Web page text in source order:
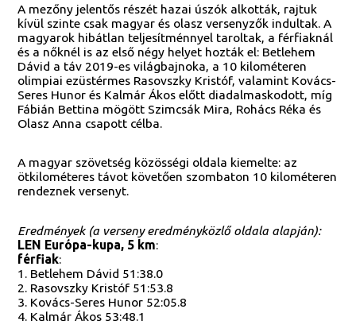
A mezőny jelentős részét hazai úszók alkották, rajtuk
kívül szinte csak magyar és olasz versenyzők indultak. A
magyarok hibátlan teljesítménnyel taroltak, a férfiaknál
és a nőknél is az első négy helyet hozták el: Betlehem
Dávid a táv 2019-es világbajnoka, a 10 kilométeren
olimpiai ezüstérmes Rasovszky Kristóf, valamint Kovács-
Seres Hunor és Kalmár Ákos előtt diadalmaskodott, míg
Fábián Bettina mögött Szimcsák Mira, Rohács Réka és
Olasz Anna csapott célba.
A magyar szövetség közösségi oldala kiemelte: az
ötkilométeres távot követően szombaton 10 kilométeren
rendeznek versenyt.
Eredmények (a verseny eredményközlő oldala alapján):
LEN Európa-kupa, 5 km:
férfiak:
1. Betlehem Dávid 51:38.0
2. Rasovszky Kristóf 51:53.8
3. Kovács-Seres Hunor 52:05.8
4. Kalmár Ákos 53:48.1